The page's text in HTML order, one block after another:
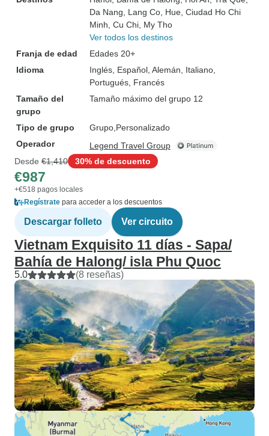
Da Nang , Lang Co , Hue , Ciudad Ho Chi
Minh , Cu Chi , My Tho
Ver todos los destinos
Franja de edad
Edades 20+
Idioma
Inglés, Español, Alemán, Italiano,
Portugués, Francés
Tamaño del
grupo
Tamaño máximo del grupo 12
Tipo de grupo Grupo Personalizado
Operador
Legend Travel Group
Desde €1,410 30% de descuento
€987
+€518 pagos locales
Regístrate para acceder a los descuentos
Descargar folleto Ver circuito
Vietnam Exquisito 11 días - Sapa/
Bahía de Halong/ isla Phu Quoc
5.0 (8 reseñas)